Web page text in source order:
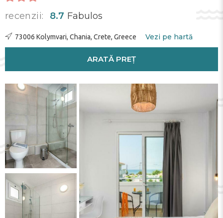
recenzii: 8.7 Fabulos
73006 Kolymvari, Chania, Crete, Greece Vezi pe hartă
ARATĂ PREȚ